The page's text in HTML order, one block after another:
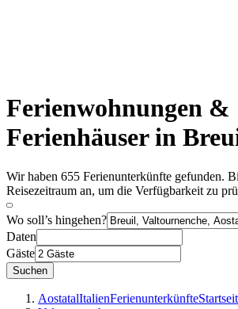
Ferienwohnungen &
Ferienhäuser in
Wir haben 655 Ferienunterkünfte gefunden.
Reisezeitraum an, um die Verfügbarkeit zu
Wo soll’s hingehen?
Daten
Gäste
Suchen
AostatalItalienFerienunterkünfte